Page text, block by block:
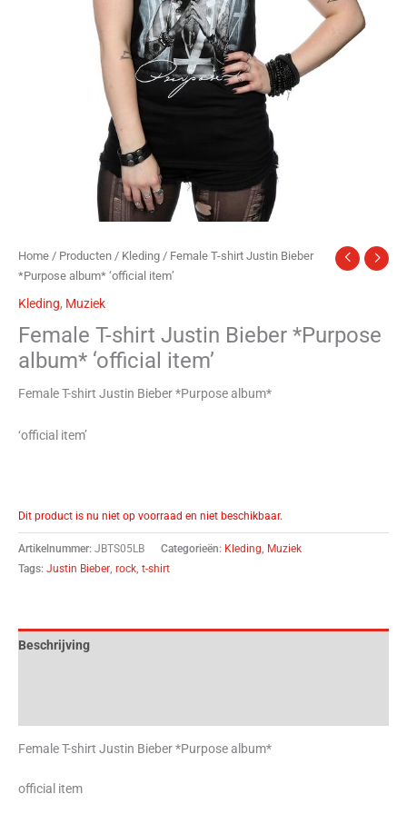
Home / Producten / Kleding / Female T-shirt Justin Bieber
*Purpose album* ‘official item’
Kleding, Muziek
Female T-shirt Justin Bieber *Purpose
album* ‘official item’
Female T-shirt Justin Bieber *Purpose album*
‘official item’
Dit product is nu niet op voorraad en niet beschikbaar.
Artikelnummer: JBTS05LB Categorieën: Kleding, Muziek
Tags: Justin Bieber, rock, t-shirt
Beschrijving
Female T-shirt Justin Bieber *Purpose album*
official item